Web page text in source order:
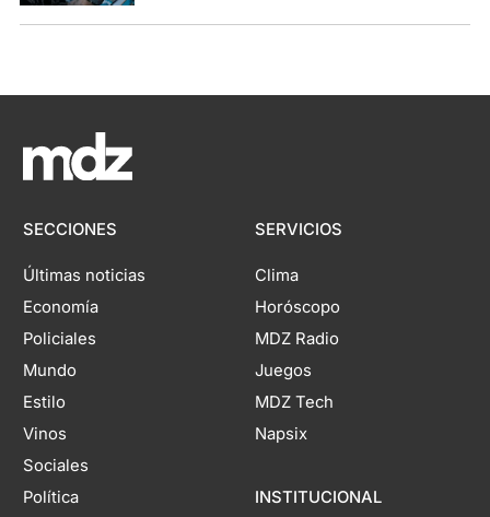
SECCIONES
Últimas noticias
Economía
Policiales
Mundo
Estilo
Vinos
Sociales
Política
SERVICIOS
Clima
Horóscopo
MDZ Radio
Juegos
MDZ Tech
Napsix
INSTITUCIONAL